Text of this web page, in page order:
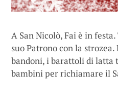
A San Nicolò, Fai è in
suo Patrono con la
bandoni, i barattoli di latta
bambini per richiamare il